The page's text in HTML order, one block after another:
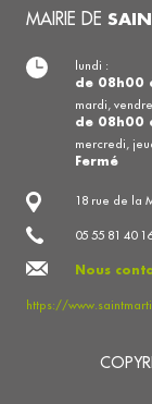
MAIRIE DE
18 rue de la
05 55 81 40 16
Nous
https://
lundi :
de 08h00
mardi,
de 08h00
mercredi,
Fermé